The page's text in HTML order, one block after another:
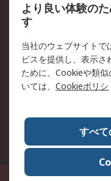
クッキーポリシー
RSについて
会社概要
プレスリリース＆お
全世界のRS
ESGへの取り組み（
〒240-0005 神奈川県横浜市
より良い体験の
す
当社のウェブサイトで
ビスを提供し、表示さ
ために、Cookieや類
いては、 Cookieポリシ
すべ